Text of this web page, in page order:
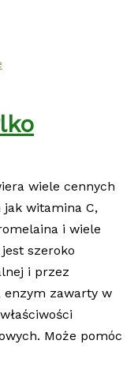
wiele cennych
jak witamina C,
i wiele
szeroko
i przez
enzym zawarty w
Może pomóc